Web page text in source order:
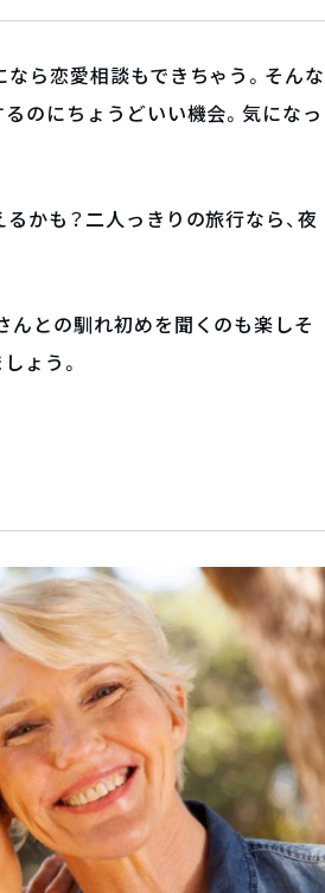
ら恋愛相談もできちゃう。そんな
のにちょうどいい機会。気になっ
かも？二人っきりの旅行なら、夜
んとの馴れ初めを聞くのも楽しそ
ょう。